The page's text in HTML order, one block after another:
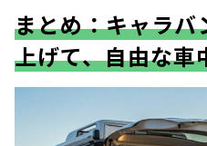
まとめ：キャラバ
上げて、自由な車